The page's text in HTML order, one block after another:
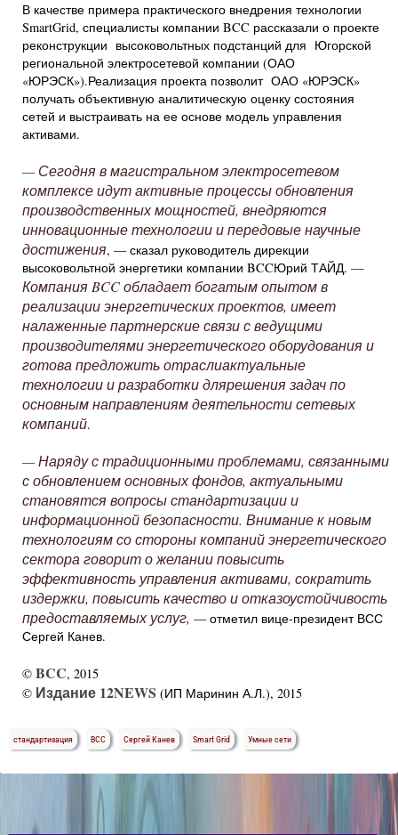
В качестве примера практического внедрения технологии
SmartGrid, специалисты компании BCC рассказали о проекте
реконструкции высоковольтных подстанций для Югорской
региональной электросетевой компании (ОАО
«ЮРЭСК»).Реализация проекта позволит ОАО «ЮРЭСК»
получать объективную аналитическую оценку состояния
сетей и выстраивать на ее основе модель управления
активами.
— Сегодня в магистральном электросетевом
комплексе идут активные процессы обновления
производственных мощностей, внедряются
инновационные технологии и передовые научные
достижения, — сказал руководитель дирекции
высоковольтной энергетики компании BCCЮрий ТАЙД. —
Компания BCC обладает богатым опытом в
реализации энергетических проектов, имеет
налаженные партнерские связи с ведущими
производителями энергетического оборудования и
готова предложить отраслиактуальные
технологии и разработки длярешения задач по
основным направлениям деятельности сетевых
компаний.
— Наряду с традиционными проблемами, связанными
с обновлением основных фондов, актуальными
становятся вопросы стандартизации и
информационной безопасности. Внимание к новым
технологиям со стороны компаний энергетического
сектора говорит о желании повысить
эффективность управления активами, сократить
издержки, повысить качество и отказоустойчивость
предоставляемых услуг, — отметил вице-президент ВСС
Сергей Канев.
© BCC, 2015
© Издание 12NEWS (ИП Маринин А.Л.), 2015
стандартизация ВСС Сергей Канев Smart Grid Умные сети